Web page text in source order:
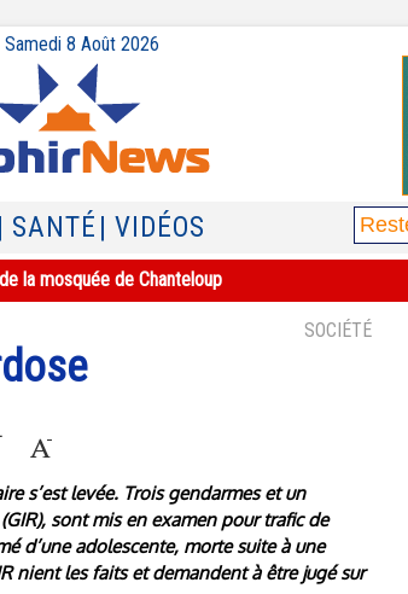
Samedi 8 Août 2026
| SANTÉ | VIDÉOS
la mosquée de Chanteloup
SOCIÉTÉ
s’est levée. Trois gendarmes et un
sont mis en examen pour trafic de
d’une adolescente, morte suite à une
nient les faits et demandent à être jugé sur